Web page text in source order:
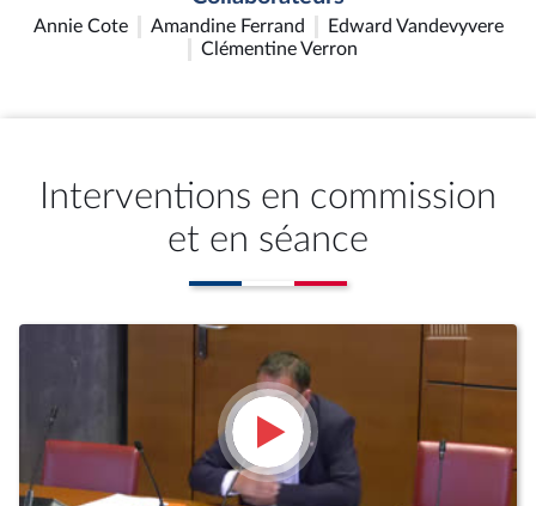
Annie Cote Amandine Ferrand
Edward Vandevyvere
Clémentine Verron
Interventions en commission
et en séance